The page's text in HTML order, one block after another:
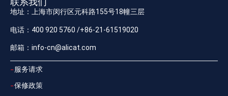
地址：上海市闵行区元科路155号18幢三层
电话：400 920 5760 /+86-21-61519020
邮箱：info-cn@alicat.com
服务请求
保修政策